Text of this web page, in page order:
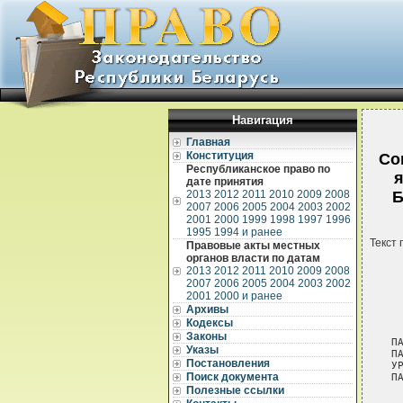
Навигация
Главная
Конституция
Республиканское право по
дате принятия
2013 2012 2011 2010 2009 2008
2007 2006 2005 2004 2003 2002
2001 2000 1999 1998 1997 1996
1995 1994 и ранее
Правовые акты местных
органов власти по датам
2013 2012 2011 2010 2009 2008
2007 2006 2005 2004 2003 2002
2001 2000 и ранее
Архивы
Кодексы
Законы
Указы
Постановления
Поиск документа
Полезные ссылки
Текст
ПАГАДНЕННЕ 
ПАМIЖ УРАДАМ РЭСПУБЛIКI БЕЛАРУСЬ I
УРАДАМ КIТАЙСКАЙ НАРОДНАЙ РЭСПУБЛIКI АБ
ПАВЕТРАНЫХ ЗНОСIНАХ *

_____________________________
     * Уступае ў сiлу 15 красавiка 1997 г.

     Урад Рэспублiкi  Беларусь i Урад  Кiтайскай Народнай Рэспублiкi
(якiя далей называюцца "Дагаворныя Бакi"),
     жадаючы  садзейнiчаць ажыццяўленню  дружалюбных кантактаў памiж
двума  iх  народамi  i  развiваць  узаемаадносiны  памiж  дзвюма  iх
краiнамi ў ў галiне грамадзянскай авiяцыi,
     з'яўляючыся ўдзельнiкамi Канвенцыi аб мiжнароднай грамадзянскай
авiяцыi, адкрытай для падпiсання ў Чыкага сёмага снежня 1944 года,
     пагадзiлiся ўсталяваць i ажыццявiць паветраныя зносiны памiж iх
адпаведнымi тэрыторыямi i за iх межамi наступным чынам:


                               Артыкул 1.
                               Азначэннi

     У мэтах гэтага Пагаднення, калi кантэкст не патрабуе iншага:

     (1) тэрмiн "авiяцыйныя ўлады" азначае ў адносiнах да Рэспублiкi
Беларусь Мiнiстэрства  транспарту i камунiкацый  Рэспублiкi Беларусь
або  любую  iншую  асобу  або  арганiзацыю,  упаўнаважаныя выконваць
функцыi, якiя  выконваюцца ў цяперашнi  час памянёнымi ўладамi;  а ў
адносiнах  да Кiтайскай  Народнай Рэспублiкi  - Галоўнае  Упраўленне
Грамадзянскай  авiяцыi  Кiтая  або   iншую  асобу  або  арганiзацыю,
упаўнаважаныя  выконваць  функцыi,  якiя  выконвае  ў  цяперашнi час
памянёнае Упраўленне;

     (2) тэрмiн  "Пагадненне" азначае гэта  Пагадненне i Дадатак  да
яго,  а